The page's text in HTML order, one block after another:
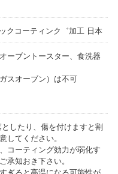
クコーティンク゛加工 日本
ーブントースター、食洗器
スオーブン）は不可
したり、傷を付けますと割
してください。
コーティング効力が弱化す
承知おき下さい。